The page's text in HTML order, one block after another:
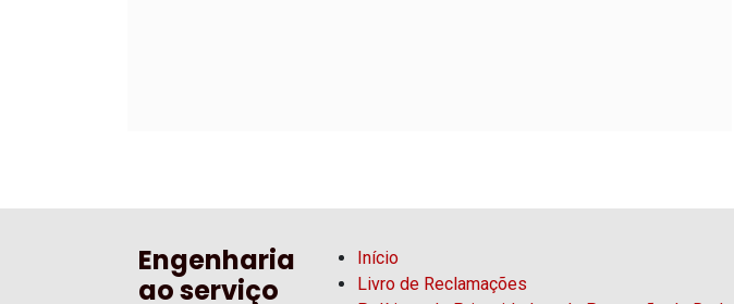
Engenharia
ao serviço
Início
Livro de Reclamações